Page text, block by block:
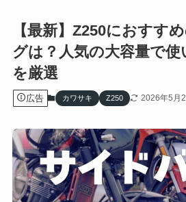
【最新】Z250におすす
グは？人気の大容量で
を厳選
広告 カワサキ Z250 2026年5月